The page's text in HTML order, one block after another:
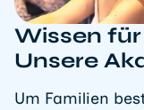
Wissen
Unsere
Um Familien